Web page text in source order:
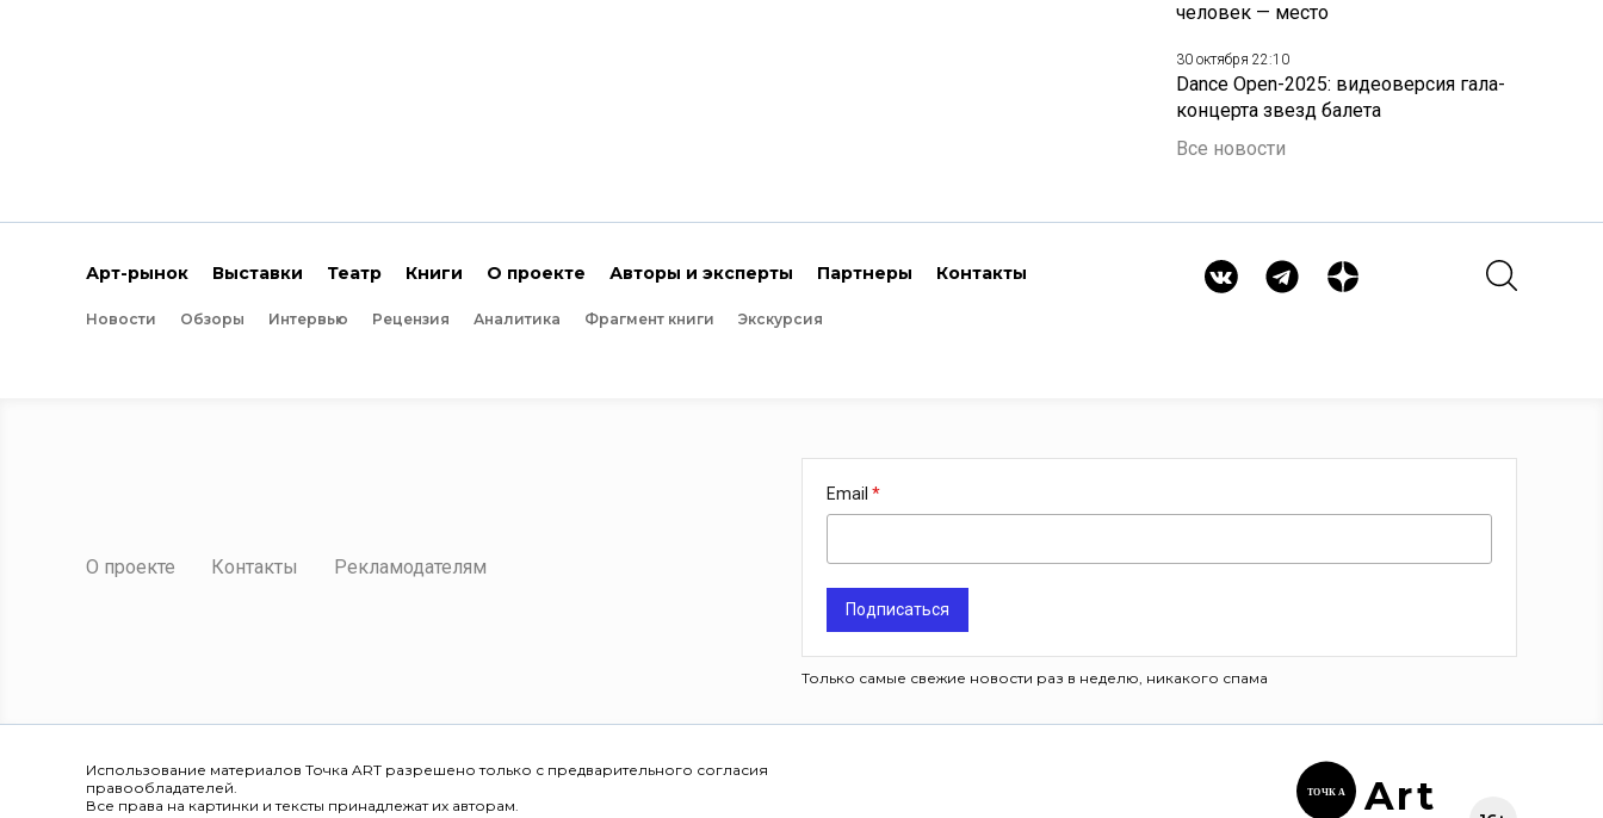
человек — место
30 октября 22:10
Dance Open-2025: видеоверсия гала-
концерта звезд балета
Все новости
Арт-рынок Выставки Театр Книги О проекте Авторы и эксперты Партнеры Контакты
Новости Обзоры Интервью Рецензия Аналитика Фрагмент книги Экскурсия
О проекте Контакты Рекламодателям
Email
Подписаться
Только самые свежие новости раз в неделю, никакого спама
Использование материалов Точка ART разрешено только с предварительного согласия
правообладателей.
Все права на картинки и тексты принадлежат их авторам.
ТОЧК А Art